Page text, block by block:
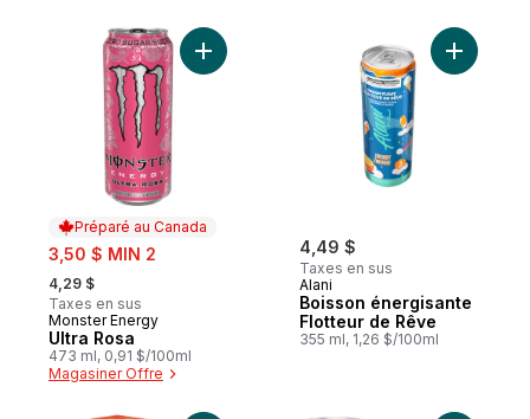
Préparé au Canada
sale:
3,50 $ MIN 2
, formerly:
4,29 $
Taxes en sus
Préparé au Canada
Monster Energy
Ultra Rosa
473 ml, 0,91 $/100ml
Magasiner Offre
Ajouter Ultra Rosa au panier
4,49 $
Taxes en sus
Alani
Boisson énergisante
Flotteur de Rêve
355 ml, 1,26 $/100ml
Ajouter